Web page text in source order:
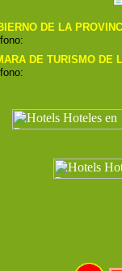
DE TURISMO DE
DE LA